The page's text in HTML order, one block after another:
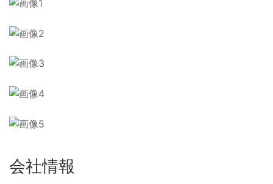
会社情報